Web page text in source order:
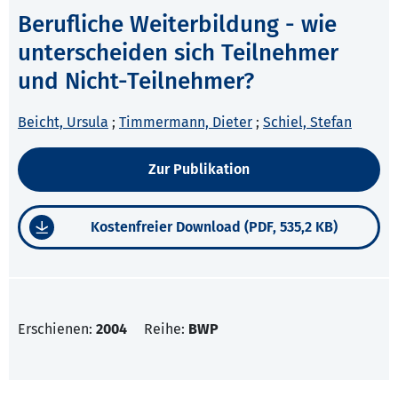
Berufliche Weiterbildung - wie
unterscheiden sich Teilnehmer
und Nicht-Teilnehmer?
Beicht, Ursula ; Timmermann, Dieter ; Schiel, Stefan
Zur Publikation
Kostenfreier Download (PDF, 535,2 KB)
Erschienen: 2004 Reihe: BWP